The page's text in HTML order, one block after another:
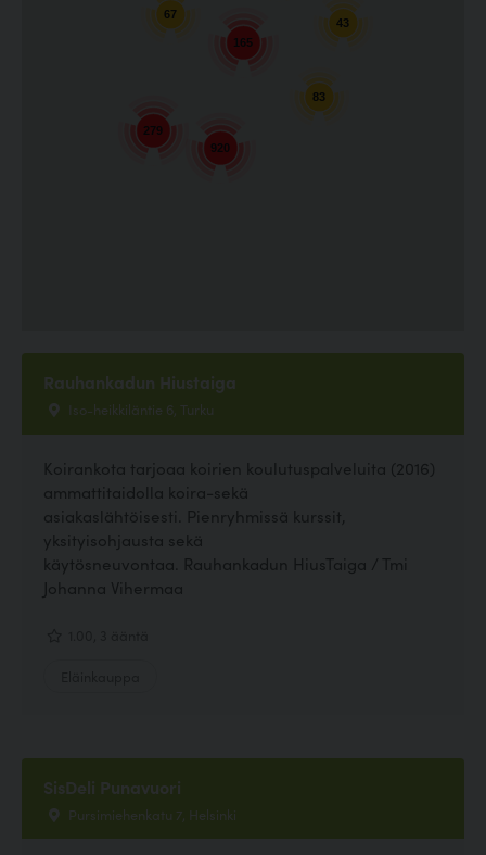
920
165
67
83
43
279
Rauhankadun Hiustaiga
Iso-heikkiläntie 6, Turku
Koirankota tarjoaa koirien koulutuspalveluita (2016)
ammattitaidolla koira-sekä
asiakaslähtöisesti. Pienryhmissä kurssit,
yksityisohjausta sekä
käytösneuvontaa. Rauhankadun HiusTaiga / Tmi
Johanna Vihermaa
SisDeli Punavuori
Pursimiehenkatu 7, Helsinki